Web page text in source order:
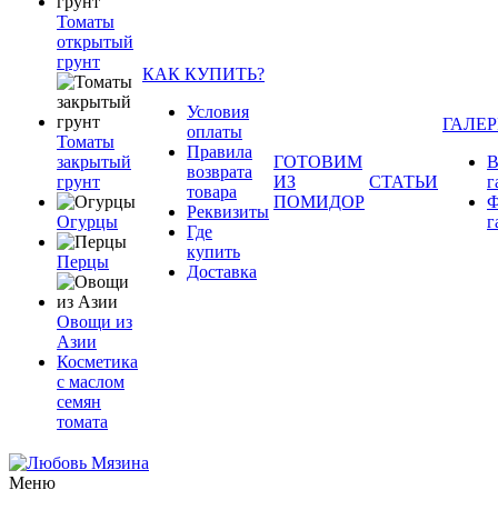
Томаты
открытый
грунт
Томаты
закрытый
грунт
Огурцы
Перцы
Овощи из
Азии
Косметика
с маслом
семян
томата
КАК КУПИТЬ?
Условия
оплаты
Правила
возврата
товара
Реквизиты
Где
купить
Доставка
ГОТОВИМ
ИЗ
ПОМИДОР
СТАТЬИ
Меню